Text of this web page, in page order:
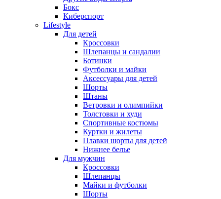
Бокс
Киберспорт
Lifestyle
Для детей
Кроссовки
Шлепанцы и сандалии
Ботинки
Футболки и майки
Аксессуары для детей
Шорты
Штаны
Ветровки и олимпийки
Толстовки и худи
Спортивные костюмы
Куртки и жилеты
Плавки шорты для детей
Нижнее белье
Для мужчин
Кроссовки
Шлепанцы
Майки и футболки
Шорты